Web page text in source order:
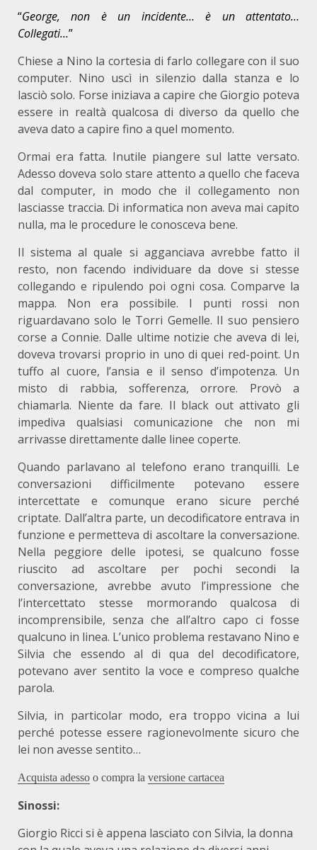
“George, non è un incidente… è un attentato…
Collegati…”
Chiese a Nino la cortesia di farlo collegare con il suo
computer. Nino uscì in silenzio dalla stanza e lo
lasciò solo. Forse iniziava a capire che Giorgio poteva
essere in realtà qualcosa di diverso da quello che
aveva dato a capire fino a quel momento.
Ormai era fatta. Inutile piangere sul latte versato.
Adesso doveva solo stare attento a quello che faceva
dal computer, in modo che il collegamento non
lasciasse traccia. Di informatica non aveva mai capito
nulla, ma le procedure le conosceva bene.
Il sistema al quale si agganciava avrebbe fatto il
resto, non facendo individuare da dove si stesse
collegando e ripulendo poi ogni cosa. Comparve la
mappa. Non era possibile. I punti rossi non
riguardavano solo le Torri Gemelle. Il suo pensiero
corse a Connie. Dalle ultime notizie che aveva di lei,
doveva trovarsi proprio in uno di quei red-point. Un
tuffo al cuore, l’ansia e il senso d’impotenza. Un
misto di rabbia, sofferenza, orrore. Provò a
chiamarla. Niente da fare. Il black out attivato gli
impediva qualsiasi comunicazione che non mi
arrivasse direttamente dalle linee coperte.
Quando parlavano al telefono erano tranquilli. Le
conversazioni difficilmente potevano essere
intercettate e comunque erano sicure perché
criptate. Dall’altra parte, un decodificatore entrava in
funzione e permetteva di ascoltare la conversazione.
Nella peggiore delle ipotesi, se qualcuno fosse
riuscito ad ascoltare per pochi secondi la
conversazione, avrebbe avuto l’impressione che
l’intercettato stesse mormorando qualcosa di
incomprensibile, senza che all’altro capo ci fosse
qualcuno in linea. L’unico problema restavano Nino e
Silvia che essendo al di qua del decodificatore,
potevano aver sentito la voce e compreso qualche
parola.
Silvia, in particolar modo, era troppo vicina a lui
perché potesse essere ragionevolmente sicuro che
lei non avesse sentito…
Acquista adesso o compra la versione cartacea
Sinossi:
Giorgio Ricci si è appena lasciato con Silvia, la donna